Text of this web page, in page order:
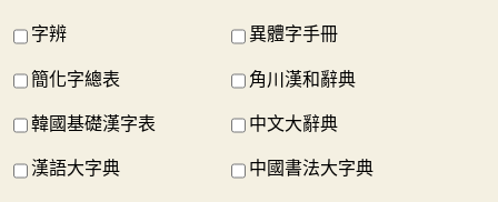
字辨 異體字手冊
簡化字總表 角川漢和辭典
韓國基礎漢字表 中文大辭典
漢語大字典 中國書法大字典